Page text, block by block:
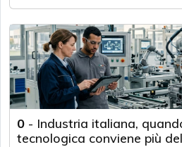
0 - Industria italiana,
tecnologica conviene più